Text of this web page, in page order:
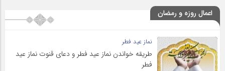
اعمال روزه و رمضان
نماز عید فطر
طریقه خواندن نماز عید فطر و دعای قنوت نماز عید
فطر